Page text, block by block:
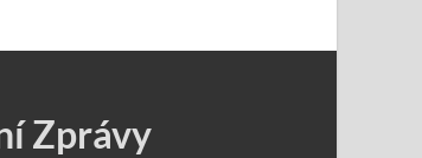
Zprávy